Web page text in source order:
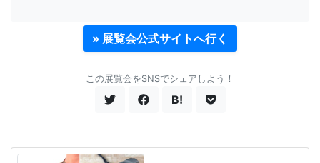
» 展覧会公式サイトへ行く
この展覧会をSNSでシェアしよう！
B!